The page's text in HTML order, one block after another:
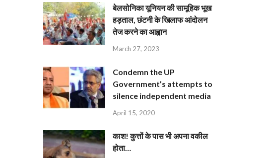
बेलसोनिका यूनियन की सामूहिक भूख
हड़ताल, छंटनी के खिलाफ आंदोलन
तेज करने का आह्वान
March 27, 2023
Condemn the UP
Government’s attempts to
silence independent media
April 15, 2020
काश! कुत्तों के पास भी अपना वकील
होता…